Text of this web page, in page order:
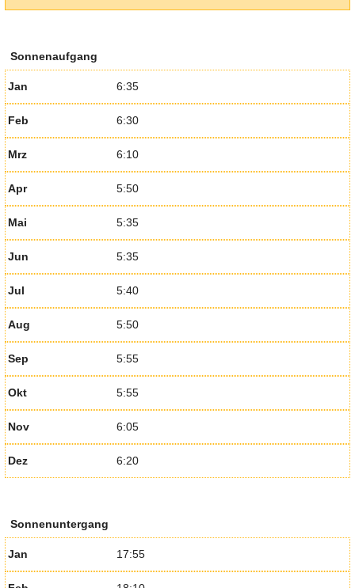
Sonnenaufgang
Jan 6:35
Feb 6:30
Mrz 6:10
Apr 5:50
Mai 5:35
Jun 5:35
Jul 5:40
Aug 5:50
Sep 5:55
Okt 5:55
Nov 6:05
Dez 6:20
Sonnenuntergang
Jan 17:55